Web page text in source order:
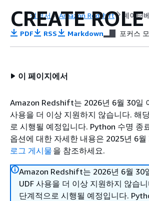
설명서 Amazon Redshift 데이터
CREATE ROLE
PDF RSS Markdown 포커스
이 페이지에서
Amazon Redshift는 2026년 6월 30일
사용을 더 이상 지원하지 않습니다. 해
로 시행될 예정입니다. Python 수명 종
옵션에 대한 자세한 내용은 2025년 6월
로그 게시물 을 참조하세요.
Amazon Redshift는 2026년 6월 30
UDF 사용을 더 이상 지원하지 않습
단계적으로 시행될 예정입니다.